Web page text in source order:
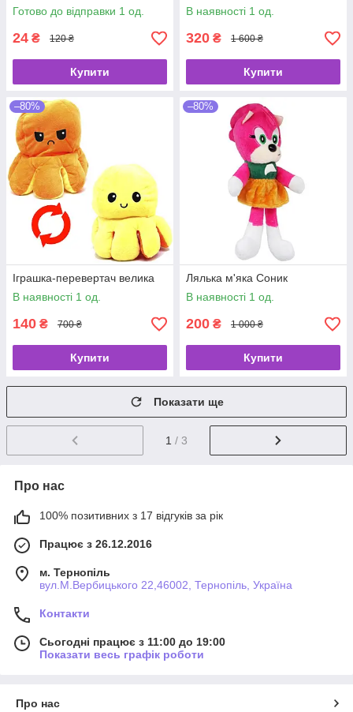
Готово до відправки 1 од.
24 ₴ 120 ₴
Купити
В наявності 1 од.
320 ₴ 1 600 ₴
Купити
–80%
Іграшка-перевертач велика
В наявності 1 од.
140 ₴ 700 ₴
Купити
–80%
Лялька м'яка Соник
В наявності 1 од.
200 ₴ 1 000 ₴
Купити
Показати ще
1 / 3
Про нас
100% позитивних з 17 відгуків за рік
Працює з 26.12.2016
м. Тернопіль
вул.М.Вербицького 22,46002, Тернопіль, Україна
Контакти
Сьогодні працює з 11:00 до 19:00
Показати весь графік роботи
Про нас